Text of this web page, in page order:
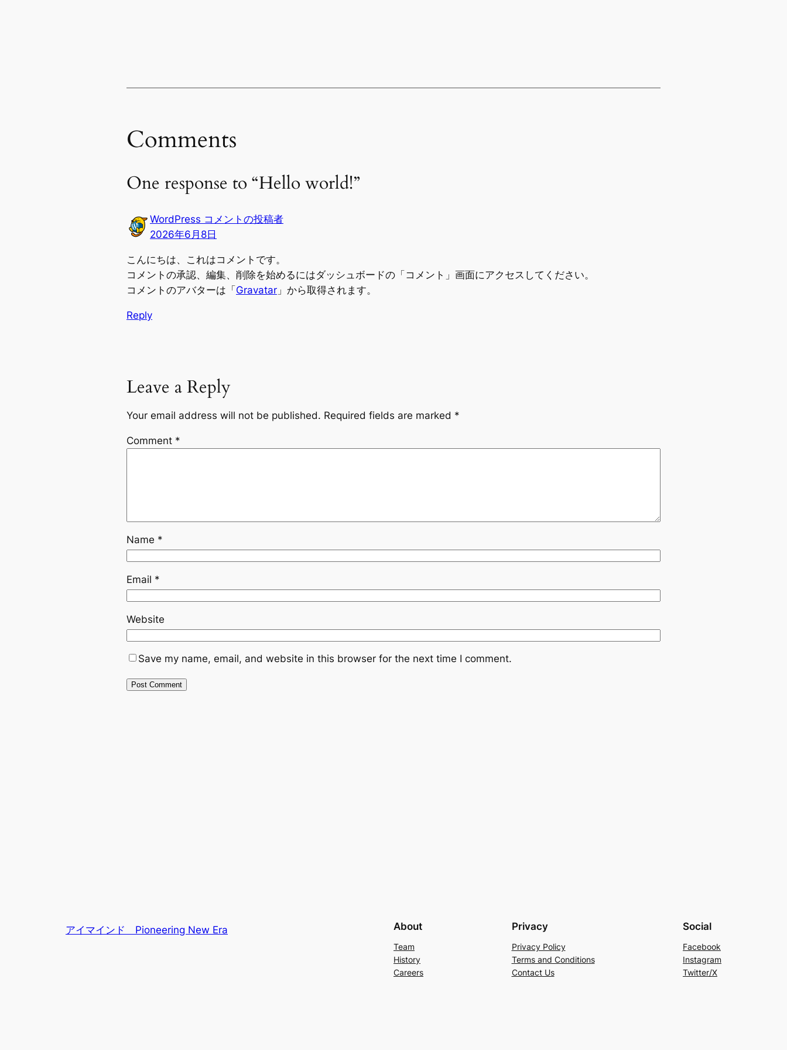
Comments
One response to “Hello world!”
WordPress コメントの投稿者
2026年6月8日
こんにちは、これはコメントです。
コメントの承認、編集、削除を始めるにはダッシュボードの「コメント」画面にアクセスしてください。
コメントのアバターは「Gravatar 」から取得されます。
Reply
Leave a Reply
Your email address will not be published. Required fields are marked *
Comment *
Name *
Email *
Website
Save my name, email, and website in this browser for the next time I comment.
アイマインド Pioneering New Era About
Team
History
Careers
Privacy
Privacy Policy
Terms and Conditions
Contact Us
Social
Facebook
Instagram
Twitter/X